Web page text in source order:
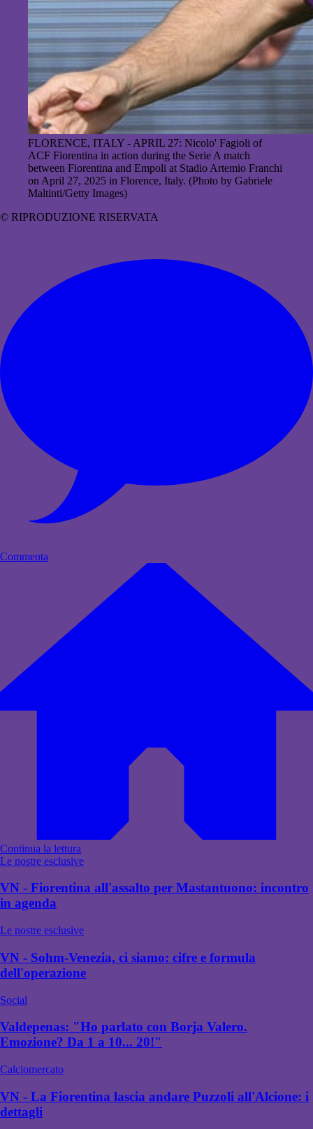
FLORENCE, ITALY - APRIL 27: Nicolo' Fagioli of
ACF Fiorentina in action during the Serie A match
between Fiorentina and Empoli at Stadio Artemio Franchi
on April 27, 2025 in Florence, Italy. (Photo by Gabriele
Maltinti/Getty Images)
© RIPRODUZIONE RISERVATA
Commenta
Continua la lettura
Le nostre esclusive
VN - Fiorentina all'assalto per Mastantuono: incontro
in agenda
Le nostre esclusive
VN - Sohm-Venezia, ci siamo: cifre e formula
dell'operazione
Social
Valdepenas: "Ho parlato con Borja Valero.
Emozione? Da 1 a 10... 20!"
Calciomercato
VN - La Fiorentina lascia andare Puzzoli all'Alcione: i
dettagli